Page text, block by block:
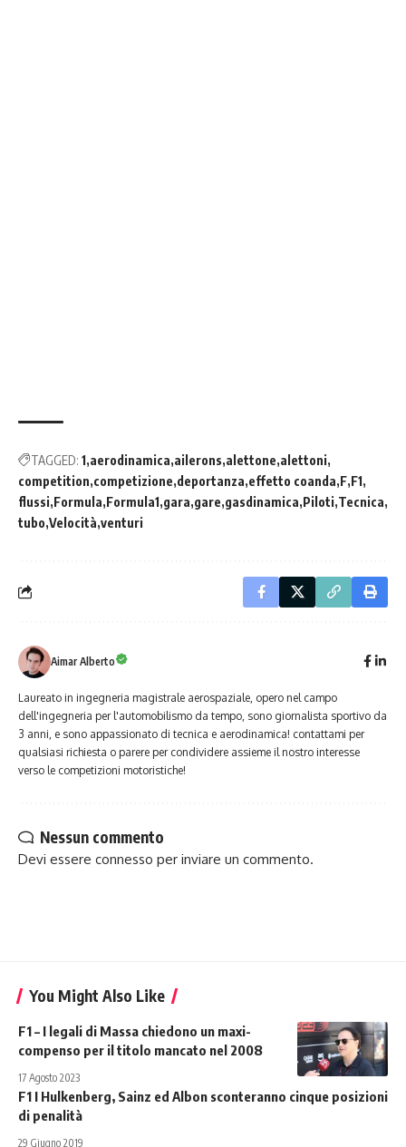
TAGGED: 1 aerodinamica ailerons alettone alettoni
competition competizione deportanza effetto coanda F F1
flussi Formula Formula1 gara gare gasdinamica Piloti Tecnica
tubo Velocità venturi
Aimar Alberto
Laureato in ingegneria magistrale aerospaziale, opero nel campo
dell'ingegneria per l'automobilismo da tempo, sono giornalista sportivo da
3 anni, e sono appassionato di tecnica e aerodinamica! contattami per
qualsiasi richiesta o parere per condividere assieme il nostro interesse
verso le competizioni motoristiche!
Nessun commento
Devi essere connesso per inviare un commento.
You Might Also Like
F1 – I legali di Massa chiedono un maxi-
compenso per il titolo mancato nel 2008
17 Agosto 2023
F1 I Hulkenberg, Sainz ed Albon sconteranno cinque posizioni
di penalità
29 Giugno 2019